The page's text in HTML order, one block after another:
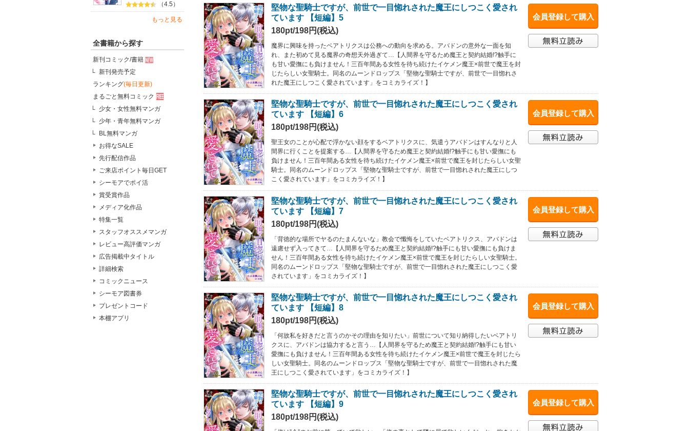
（4.5）
もっと見る
全書籍から探す
新刊コミック/書籍
新刊発売予定
ランキング(毎日更新)
まるごと無料コミック
少女・女性無料マンガ
少年・青年無料マンガ
BL無料マンガ
お得なSALE
先行配信作品
ご来店ポイント毎日GET
シーモアでポイ活
賞受賞作品
メディア化作品
特集一覧
スタッフオススメマンガ
レビュー高評価マンガ
広告掲載中タイトル
詳細検索
コミックニュース
シーモア図書券
プレゼントコード
本棚アプリ
会員登録して購入
堅物な聖騎士ですが、前世で一目惚れされた魔王にしつこく愛され
ています 【短編】5
180pt/198円(税込)
魔界に興味を持ったベアトリクスは公務への動向を求める。アバドンの意外な一面を知
れ、また初めて見る魔界の奇想天外過ぎて…【人間界を守るため魔王と契約結婚!?触手に
も甘い愛撫にも負けません！三百年間ある女性を待ち続けたイケメン魔王×前世で魔王を封
じたらしい女聖騎士。同名のムーンドロップス「堅物な聖騎士ですが、前世で一目惚れさ
れた魔王にしつこく愛されています」をコミカライズ！】
会員登録して購入
堅物な聖騎士ですが、前世で一目惚れされた魔王にしつこく愛され
ています 【短編】6
180pt/198円(税込)
聖王女のことが心配で浮かない顔をするベアトリクスに、気遣うアバドンはすんなりと人
間界に行くことを提案する…【人間界を守るため魔王と契約結婚!?触手にも甘い愛撫にも
負けません！三百年間ある女性を待ち続けたイケメン魔王×前世で魔王を封じたらしい女聖
騎士。同名のムーンドロップス「堅物な聖騎士ですが、前世で一目惚れされた魔王にしつ
こく愛されています」をコミカライズ！】
会員登録して購入
堅物な聖騎士ですが、前世で一目惚れされた魔王にしつこく愛され
ています 【短編】7
180pt/198円(税込)
「背徳的な場所でヤるのたまんないな」教会で懺悔をしていたベアトリクス、アバドンは
遠慮せず入ってきて…【人間界を守るため魔王と契約結婚!?触手にも甘い愛撫にも負けま
せん！三百年間ある女性を待ち続けたイケメン魔王×前世で魔王を封じたらしい女聖騎士。
同名のムーンドロップス「堅物な聖騎士ですが、前世で一目惚れされた魔王にしつこく愛
されています」をコミカライズ！】
会員登録して購入
堅物な聖騎士ですが、前世で一目惚れされた魔王にしつこく愛され
ています 【短編】8
180pt/198円(税込)
「何故私を好きだと言うのかその理由を知りたい」前世について知り納得したいベアトリ
クスに、アバドンは協力すると言う…【人間界を守るため魔王と契約結婚!?触手にも甘い
愛撫にも負けません！三百年間ある女性を待ち続けたイケメン魔王×前世で魔王を封じたら
しい女聖騎士。同名のムーンドロップス「堅物な聖騎士ですが、前世で一目惚れされた魔
王にしつこく愛されています」をコミカライズ！】
会員登録して購入
堅物な聖騎士ですが、前世で一目惚れされた魔王にしつこく愛され
ています 【短編】9
180pt/198円(税込)